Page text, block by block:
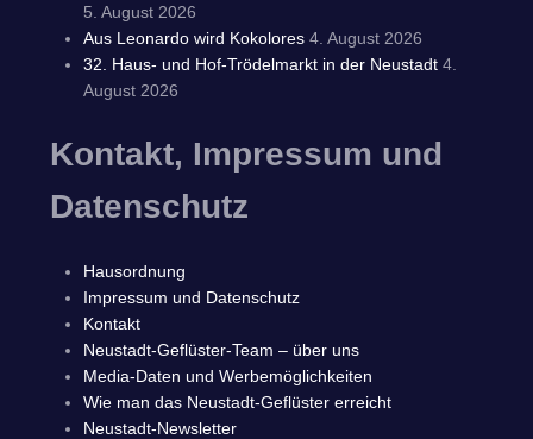
5. August 2026
Aus Leonardo wird Kokolores 4. August 2026
32. Haus- und Hof-Trödelmarkt in der Neustadt 4.
August 2026
Kontakt, Impressum und
Datenschutz
Hausordnung
Impressum und Datenschutz
Kontakt
Neustadt-Geflüster-Team – über uns
Media-Daten und Werbemöglichkeiten
Wie man das Neustadt-Geflüster erreicht
Neustadt-Newsletter